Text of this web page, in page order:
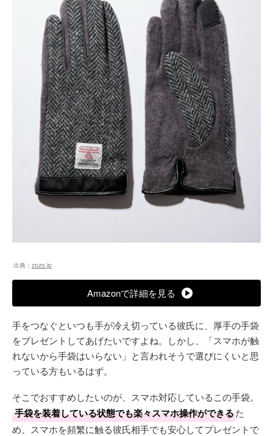
出典： zozo.jp
Amazonで詳細を見る
手をつなぐといつも手が冷え切っている彼氏に、厚手の手袋
をプレゼントしてあげたいですよね。しかし、「スマホが触
れないから手袋はいらない」と言われそうで選びにくいと思
っている方もいるはず。
そこでおすすめしたいのが、スマホ対応しているこの手袋。
手袋を装着している状態でも楽々スマホ操作ができるた
め、スマホを頻繁に触る彼氏相手でも安心してプレゼントで